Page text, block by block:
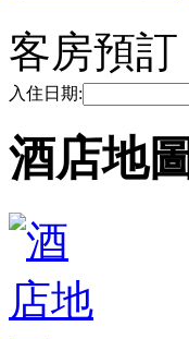
客房預訂
入住日期:
酒店地圖